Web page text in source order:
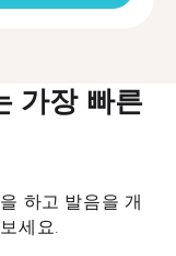
가장 빠른
하고 발음을 개
세요.